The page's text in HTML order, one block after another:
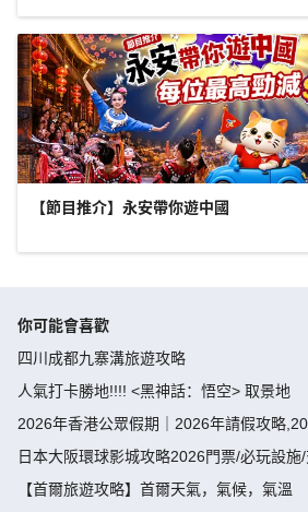
【節目推介】永安帶你遊中國
你可能會喜歡
四川成都九寨溝旅遊攻略
人氣打卡勝地!!!! <黑神話：悟空> 取景地
2026年香港公眾假期｜2026年請假攻略
假攻略請4放9-public holiday 2026
日本大阪環球影城攻略2026門票/必玩設施
【首爾旅遊攻略】首爾天氣，氣候，氣溫